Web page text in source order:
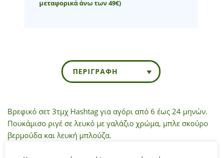
μεταφορικά άνω των 49€)
ΠΕΡΙΓΡΑΦΉ
Βρεφικό σετ 3τμχ Hashtag για αγόρι από 6 έως 24 μηνών.
Πουκάμισο ριγέ σε λευκό με γαλάζιο χρώμα, μπλε σκούρο
βερμούδα και λευκή μπλούζα.